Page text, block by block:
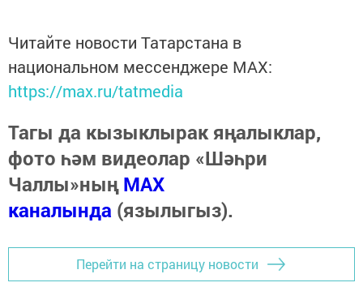
Читайте новости Татарстана в
национальном мессенджере MАХ:
https://max.ru/tatmedia
Тагы да кызыклырак яңалыклар,
фото һәм видеолар «Шәһри
Чаллы»ныңMAX
каналында (язылыгыз).
Перейти на страницу новости